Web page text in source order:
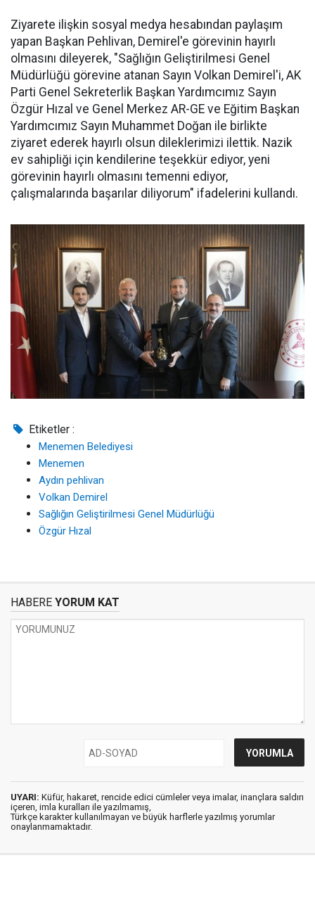
Ziyarete ilişkin sosyal medya hesabından paylaşım
yapan Başkan Pehlivan, Demirel'e görevinin hayırlı
olmasını dileyerek, "Sağlığın Geliştirilmesi Genel
Müdürlüğü görevine atanan Sayın Volkan Demirel'i, AK
Parti Genel Sekreterlik Başkan Yardımcımız Sayın
Özgür Hızal ve Genel Merkez AR-GE ve Eğitim Başkan
Yardımcımız Sayın Muhammet Doğan ile birlikte
ziyaret ederek hayırlı olsun dileklerimizi ilettik. Nazik
ev sahipliği için kendilerine teşekkür ediyor, yeni
görevinin hayırlı olmasını temenni ediyor,
çalışmalarında başarılar diliyorum" ifadelerini kullandı.
Etiketler :
Menemen Belediyesi
Menemen
Aydın pehlivan
Volkan Demirel
Sağlığın Geliştirilmesi Genel Müdürlüğü
Özgür Hızal
HABERE YORUM KAT
UYARI: Küfür, hakaret, rencide edici cümleler veya imalar, inançlara saldırı
içeren, imla kuralları ile yazılmamış,
Türkçe karakter kullanılmayan ve büyük harflerle yazılmış yorumlar
onaylanmamaktadır.